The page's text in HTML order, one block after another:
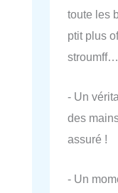
toute les
ptit plus
- Un
des
assuré !
- Un